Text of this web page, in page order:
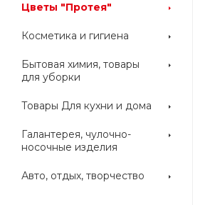
Цветы "Протея"
Косметика и гигиена
Бытовая химия, товары
для уборки
Товары Для кухни и дома
Галантерея, чулочно-
носочные изделия
Авто, отдых, творчество